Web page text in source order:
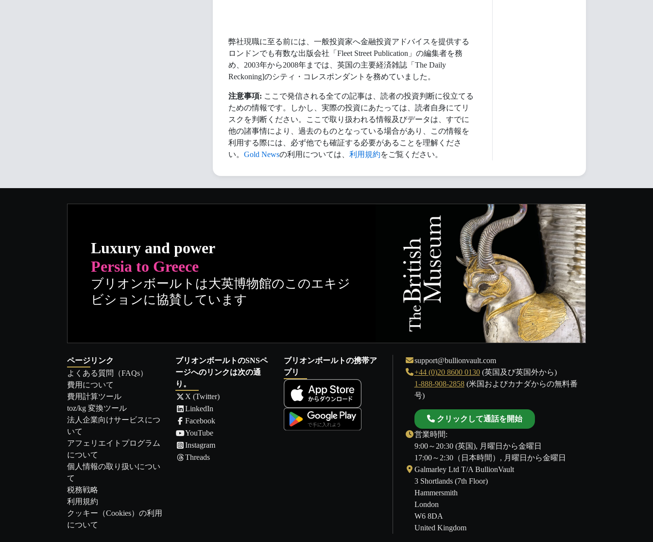
弊社現職に至る前には、一般投資家へ金融投資アドバイスを提供する
ロンドンでも有数な出版会社「Fleet Street Publication」の編集者を務
め、2003年から2008年までは、英国の主要経済雑誌「The Daily
Reckoning]のシティ・コレスポンダントを務めていました。
注意事項: ここで発信される全ての記事は、読者の投資判断に役立てる
ための情報です。しかし、実際の投資にあたっては、読者自身にてリ
スクを判断ください。ここで取り扱われる情報及びデータは、すでに
他の諸事情により、過去のものとなっている場合があり、この情報を
利用する際には、必ず他でも確証する必要があることを理解くださ
い。 Gold Newsの利用については、 利用規約をご覧ください。
Luxury and power
Persia to Greece
ブリオンボールトは大英博物館のこのエキジ
ビションに協賛しています
ページリンク
よくある質問（FAQs）
費用について
費用計算ツール
toz/kg 変換ツール
法人企業向けサービスにつ
いて
アフェリエイトプログラム
について
個人情報の取り扱いについ
て
税務戦略
利用規約
クッキー（Cookies）の利用
について
ブリオンボールトのSNSペ
ージへのリンクは次の通
り。
X (Twitter)
LinkedIn
Facebook
YouTube
Instagram
Threads
ブリオンボールトの携帯ア
プリ
support@bullionvault.com
+44 (0)20 8600 0130(英国及び英国外から)
1-888-908-2858(米国およびカナダからの無料番
号)
クリックして通話を開始
営業時間:
9:00～20:30 (英国), 月曜日から金曜日
17:00～2:30（日本時間）, 月曜日から金曜日
Galmarley Ltd T/A BullionVault
3 Shortlands (7th Floor)
Hammersmith
London
W6 8DA
United Kingdom